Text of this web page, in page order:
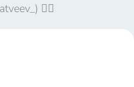
🤦‍♀️